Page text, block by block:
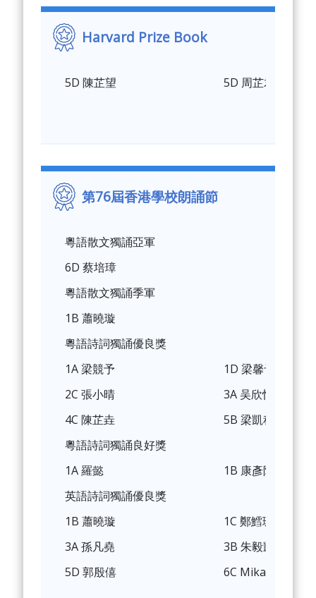
Harvard Prize Book
5D 陳芷望 5D 周芷君
第76屆香港學校朗誦節
粵語散文獨誦亞軍
6D 蔡培璋
粵語散文獨誦季軍
1B 蕭曉璇
粵語詩詞獨誦優良獎
1A 梁競予
1D 梁馨予
2C 張小晴
3A 吴欣怡
4C 陳芷垚
5B 梁凱程
粵語詩詞獨誦良好獎
1A 羅懿
1B 康彥陶
英語詩詞獨誦優良獎
1B 蕭曉璇
1C 鄭鱈珊
3A 孫凡堯
3B 朱毅凱
5D 郭殷僖
6C Mika